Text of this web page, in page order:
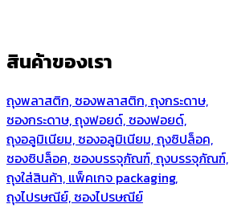
สินค้าของเรา
ถุงพลาสติก, ซองพลาสติก, ถุงกระดาษ,
ซองกระดาษ, ถุงฟอยด์, ซองฟอยด์,
ถุงอลูมิเนียม, ซองอลูมิเนียม, ถุงซิปล็อค,
ซองซิปล็อค, ซองบรรจุภัณฑ์, ถุงบรรจุภัณฑ์,
ถุงใส่สินค้า, แพ็คเกจ packaging,
ถุงไปรษณีย์, ซองไปรษณีย์